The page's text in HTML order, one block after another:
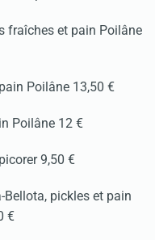
fraîches et pain Poilâne
Poilâne 13,50 €
Poilâne 12 €
9,50 €
pickles et pain
€